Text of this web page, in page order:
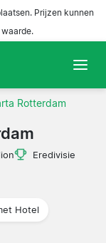
Prijzen kunnen
Rotterdam
Eredivisie
Hotel